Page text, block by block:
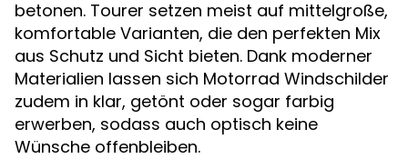
betonen. Tourer setzen meist auf mittelgroße,
komfortable Varianten, die den perfekten Mix
aus Schutz und Sicht bieten. Dank moderner
Materialien lassen sich Motorrad Windschilder
zudem in klar, getönt oder sogar farbig
erwerben, sodass auch optisch keine
Wünsche offenbleiben.